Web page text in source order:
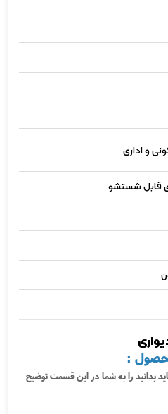
و اداری
قابل شستشو
:
بدانید را به شما در این قسمت توضیح